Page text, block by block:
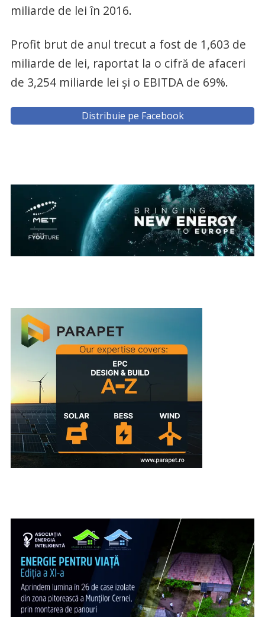
miliarde de lei în 2016.
Profit brut de anul trecut a fost de 1,603 de
miliarde de lei, raportat la o cifră de afaceri
de 3,254 miliarde lei şi o EBITDA de 69%.
Distribuie pe Facebook